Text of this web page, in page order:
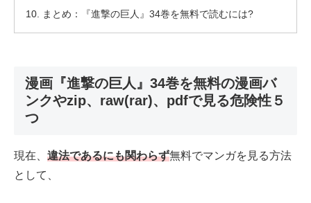
まとめ：『進撃の巨人』34巻を無料で読むには?
漫画『進撃の巨人』34巻を無料の漫画バ
ンクやzip、raw(rar)、pdfで見る危険性５
つ
現在、 違法であるにも関わらず無料でマンガを見る方法
として、